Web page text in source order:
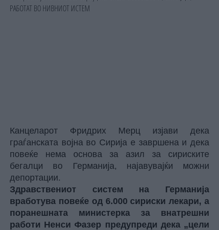
Канцеларот Фридрих Мерц изјави дека
граѓанската војна во Сирија е завршена и дека
повеќе нема основа за азил за сириските
бегалци во Германија, најавувајќи можни
депортации.
Здравствениот систем на Германија
вработува повеќе од 6.000 сириски лекари, а
поранешната министерка за внатрешни
работи Ненси Фазер предупреди дека „цели